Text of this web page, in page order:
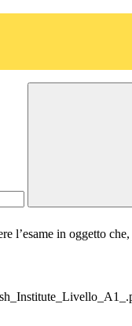
l’esame in oggetto